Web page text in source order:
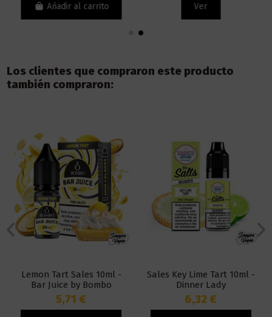
Añadir al carrito Ver
Los clientes que compraron este producto
también compraron:
Lemon Tart Sales 10ml -
Bar Juice by Bombo
5,71 €
Sales Key Lime Tart 10ml -
Dinner Lady
6,32 €